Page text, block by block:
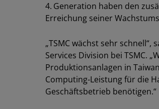
4. Generation haben den
Erreichung seiner
„TSMC wächst sehr
Services Division bei TSMC.
Produktionsanlagen in
Computing-Leistung für die
Geschäftsbetrieb benötigen.“